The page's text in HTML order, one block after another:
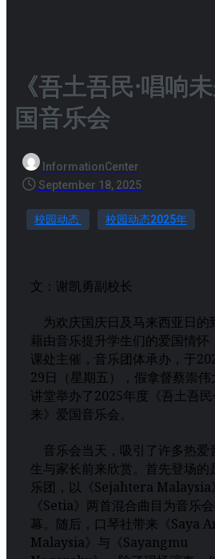
《吾土吾民·唱响
国音乐会
InformationCenter
September 18, 2025
校园动态 校园动态2025年
文：谢凯勇副校长
为欢庆国庆日及马来西亚日的
藉由音乐提升学生们的爱国情怀
课处主催，音乐团体承办，于
29日（星期五），假拿督蔡崇伟
讲堂举办了2025年度《吾土吾民
来》爱国音乐会。
音乐会当天，吸引了许多热爱
生与家长前来欣赏。首先登场的
乐团，以《Sejahtera Malaysia
《Setia》两首混合曲目为音乐
幕。随后，口琴社带来《Saya
Malaysia》与《Sayangmu